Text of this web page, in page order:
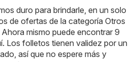
duro para brindarle, en un solo
de ofertas de la categoría Otros
mismo puede encontrar 9
Los folletos tienen validez por un
así que no espere más y